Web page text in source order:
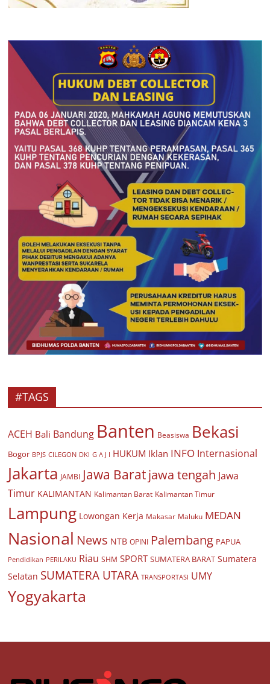
#TAGS
ACEH Bali Bandung Banten Beasiswa Bekasi
Bogor BPJS CILEGON DKI G A J I HUKUM Iklan INFO Internasional
Jakarta JAMBI Jawa Baratjawa tengah Jawa
Timur KALIMANTAN Kalimantan Barat Kalimantan Timur
Lampung Lowongan Kerja Makasar Maluku MEDAN
Nasional News NTB OPINI Palembang PAPUA
Pendidikan PERILAKU Riau SHM SPORT SUMATERA BARAT Sumatera
Selatan SUMATERA UTARA TRANSPORTASI UMY
Yogyakarta